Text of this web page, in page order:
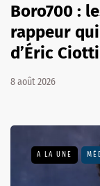
Boro700 :
rappeur
d’Éric
8 août 2026
A LA UNE